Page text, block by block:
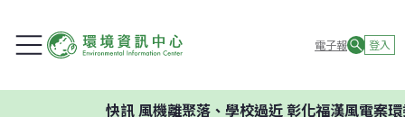
電子報 登入
快訊風機離聚落、學校過近 彰化福漢風電案環